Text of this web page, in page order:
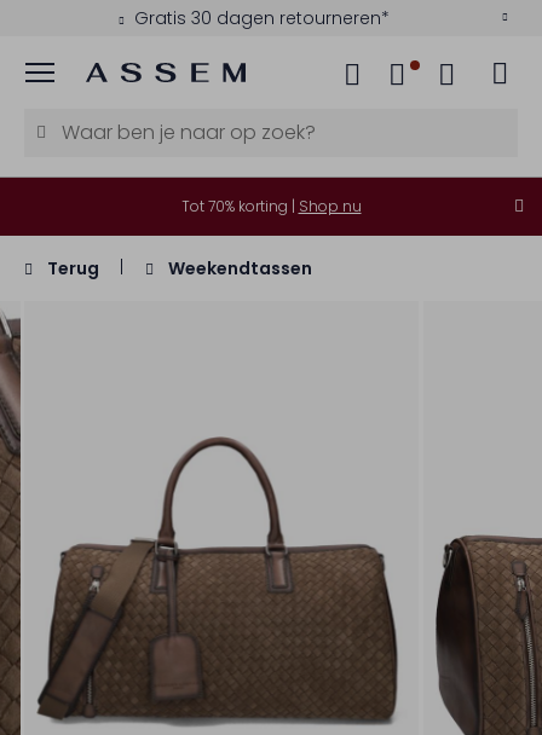
Gratis 30 dagen retourneren*
Menu
Tot 70% korting | Shop nu
Terug Weekendtassen